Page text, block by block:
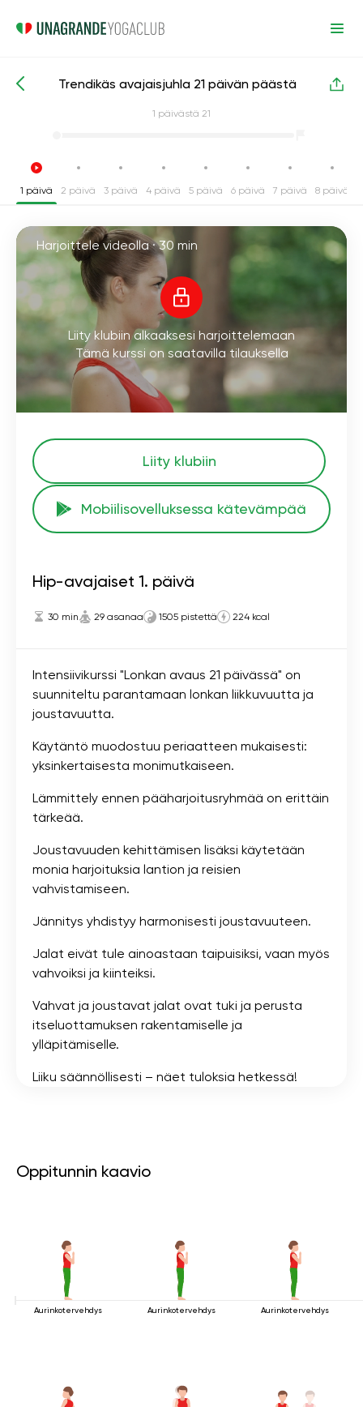
Intensiiviset joogakurssit Nivelet
Trendikäs avajaisjuhla 21 päivän päästä
1 päivästä 21
1 päivä 2 päivä 3 päivä 4 päivä 5 päivä 6 päivä 7 päivä 8 päivä
Harjoittele videolla ·30 min
Liity klubiin alkaaksesi harjoittelemaan
Tämä kurssi on saatavilla tilauksella
Liity klubiin
Mobiilisovelluksessa kätevämpää
Hip-avajaiset 1. päivä
30 min 29 asanaa 1505 pistettä 224 kcal
Intensiivikurssi "Lonkan avaus 21 päivässä" on
suunniteltu parantamaan lonkan liikkuvuutta ja
joustavuutta.
Käytäntö muodostuu periaatteen mukaisesti:
yksinkertaisesta monimutkaiseen.
Lämmittely ennen pääharjoitusryhmää on erittäin
tärkeää.
Joustavuuden kehittämisen lisäksi käytetään
monia harjoituksia lantion ja reisien
vahvistamiseen.
Jännitys yhdistyy harmonisesti joustavuuteen.
Jalat eivät tule ainoastaan ​​taipuisiksi, vaan myös
vahvoiksi ja kiinteiksi.
Vahvat ja joustavat jalat ovat tuki ja perusta
itseluottamuksen rakentamiselle ja
ylläpitämiselle.
Liiku säännöllisesti – näet tuloksia hetkessä!
Oppitunnin kaavio
Aurinkotervehdys Aurinkotervehdys Aurinkotervehdys